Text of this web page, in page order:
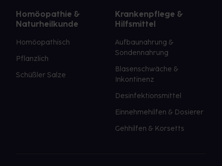
Homöopathie &
Naturheilkunde
Homöopathisch
Pflanzlich
Schüßler Salze
Krankenpflege &
Hilfsmittel
Aufbaunahrung &
Sondennahrung
Blasenschwäche &
Inkontinenz
Desinfektionsmittel
Einnehmehilfen & Dosierer
Gehhilfen & Korsetts